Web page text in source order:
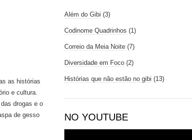
as histórias
e cultura.
drogas e o
de gesso
Além do Gibi (3)
Codinome Quadrinhos (1)
Correio da Meia Noite (7)
Diversidade em Foco (2)
Histórias que não estão no gibi (13)
NO YOUTUBE